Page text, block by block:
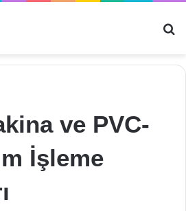
ve PVC-
İşleme